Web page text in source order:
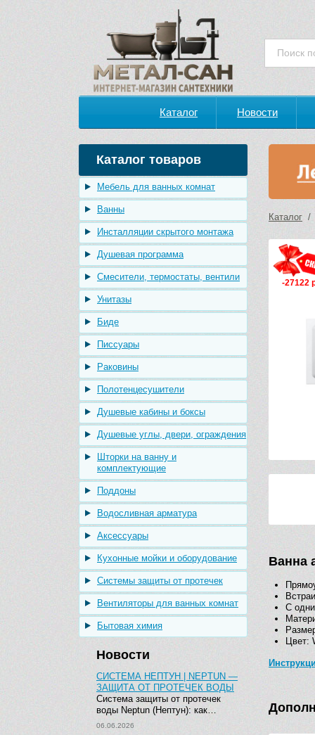
Каталог Новости
Каталог товаров
Мебель для ванных комнат
Ванны
Инсталляции скрытого монтажа
Душевая программа
Смесители, термостаты, вентили
Унитазы
Биде
Писсуары
Раковины
Полотенцесушители
Душевые кабины и боксы
Душевые углы, двери, ограждения
Шторки на ванну и
комплектующие
Поддоны
Водосливная арматура
Аксессуары
Кухонные мойки и оборудование
Системы защиты от протечек
Вентиляторы для ванных комнат
Бытовая химия
Новости
СИСТЕМА НЕПТУН | NEPTUN —
ЗАЩИТА ОТ ПРОТЕЧЕК ВОДЫ
Система защиты от протечек
воды Neptun (Нептун): как…
06.06.2026
Каталог /
-27122
Ванна
С
Цвет: